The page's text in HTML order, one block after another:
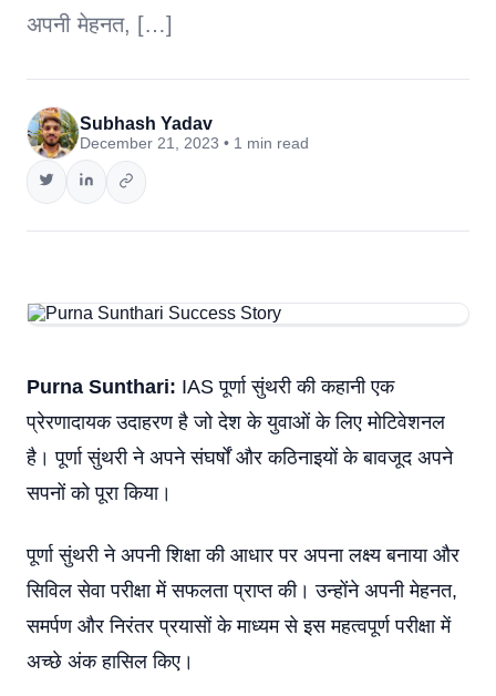
अपनी मेहनत, […]
Subhash Yadav
December 21, 2023 • 1 min read
Purna Sunthari: IAS पूर्णा सुंथरी की कहानी एक
प्रेरणादायक उदाहरण है जो देश के युवाओं के लिए मोटिवेशनल
है। पूर्णा सुंथरी ने अपने संघर्षों और कठिनाइयों के बावजूद अपने
सपनों को पूरा किया।
पूर्णा सुंथरी ने अपनी शिक्षा की आधार पर अपना लक्ष्य बनाया और
सिविल सेवा परीक्षा में सफलता प्राप्त की। उन्होंने अपनी मेहनत,
समर्पण और निरंतर प्रयासों के माध्यम से इस महत्वपूर्ण परीक्षा में
अच्छे अंक हासिल किए।